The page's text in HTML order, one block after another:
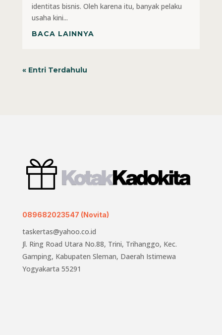
identitas bisnis. Oleh karena itu, banyak pelaku
usaha kini...
BACA LAINNYA
« Entri Terdahulu
089682023547 (Novita)
taskertas@yahoo.co.id
Jl. Ring Road Utara No.88, Trini, Trihanggo, Kec.
Gamping, Kabupaten Sleman, Daerah Istimewa
Yogyakarta 55291